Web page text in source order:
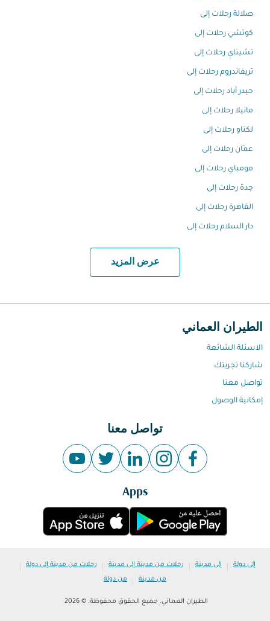
صلالة رحلات إلى
كوتشي رحلات إلى
تشيناي رحلات إلى
تريفاندروم رحلات إلى
حيدر أباد رحلات إلى
مانيلا رحلات إلى
لكناو رحلات إلى
عمّان رحلات إلى
مومباي رحلات إلى
جدة رحلات إلى
القاهرة رحلات إلى
دار السلام رحلات إلى
عرض المزيد
الطيران العماني
الاسئلة الشائعة
شاركنا تجربتك
تواصل معنا
إمكانية الوصول
تواصل معنا
Apps
إلى دولة | إلى مدينة | رحلات من مدينة إلى مدينة | رحلات من مدينة إلى دولة |
من مدينة | من دولة
الطيران العماني. جميع الحقوق محفوظة. © 2026